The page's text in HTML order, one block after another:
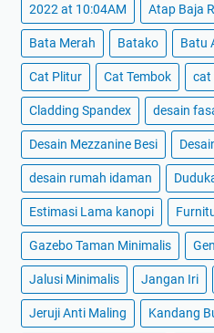
2022 at 10:04AM Atap Baja
Bata Merah Batako Batu
Cat Plitur Cat Tembok cat
Cladding Spandex desain
Desain Mezzanine Besi
desain rumah idaman
Estimasi Lama kanopi
Gazebo Taman Minimalis
Jalusi Minimalis Jangan Iri
Jeruji Anti Maling Kandang